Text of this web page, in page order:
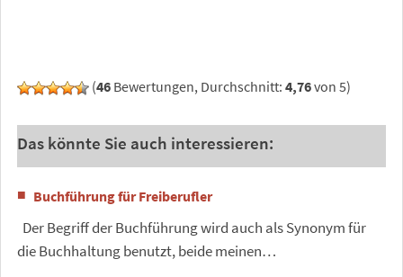
(46 Bewertungen, Durchschnitt: 4,76von 5)
Das könnte Sie auch interessieren:
Buchführung für Freiberufler
Der Begriff der Buchführung wird auch als Synonym für
die Buchhaltung benutzt, beide meinen…